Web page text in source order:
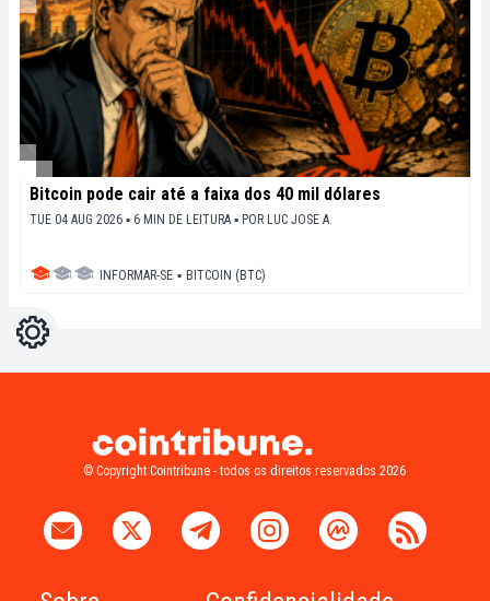
Bitcoin pode cair até a faixa dos 40 mil dólares
TUE 04 AUG 2026 ▪ 6 MIN DE LEITURA ▪ POR LUC JOSE A.
INFORMAR-SE ▪ BITCOIN (BTC)
Configurações
© Copyright Cointribune - todos os direitos reservados 2026